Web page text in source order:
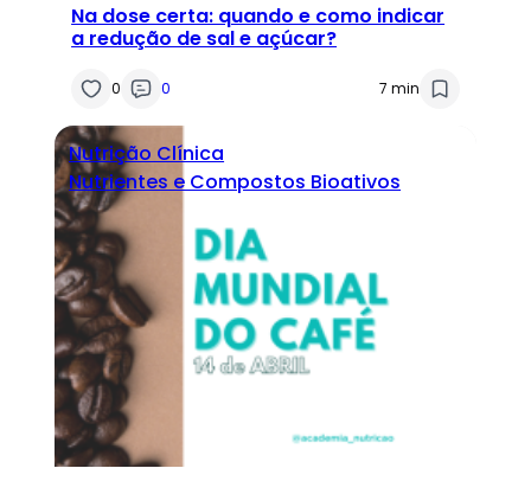
Na dose certa: quando e como indicar
a redução de sal e açúcar?
0 0 7 min
Nutrição Clínica
Nutrientes e Compostos Bioativos